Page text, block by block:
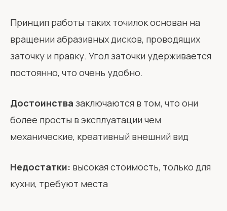
Принцип работы таких точилок основан на
вращении абразивных дисков, проводящих
заточку и правку. Угол заточки удерживается
постоянно, что очень удобно.
Достоинства заключаются в том, что они
более просты в эксплуатации чем
механические, креативный внешний вид
Недостатки: высокая стоимость, только для
кухни, требуют места